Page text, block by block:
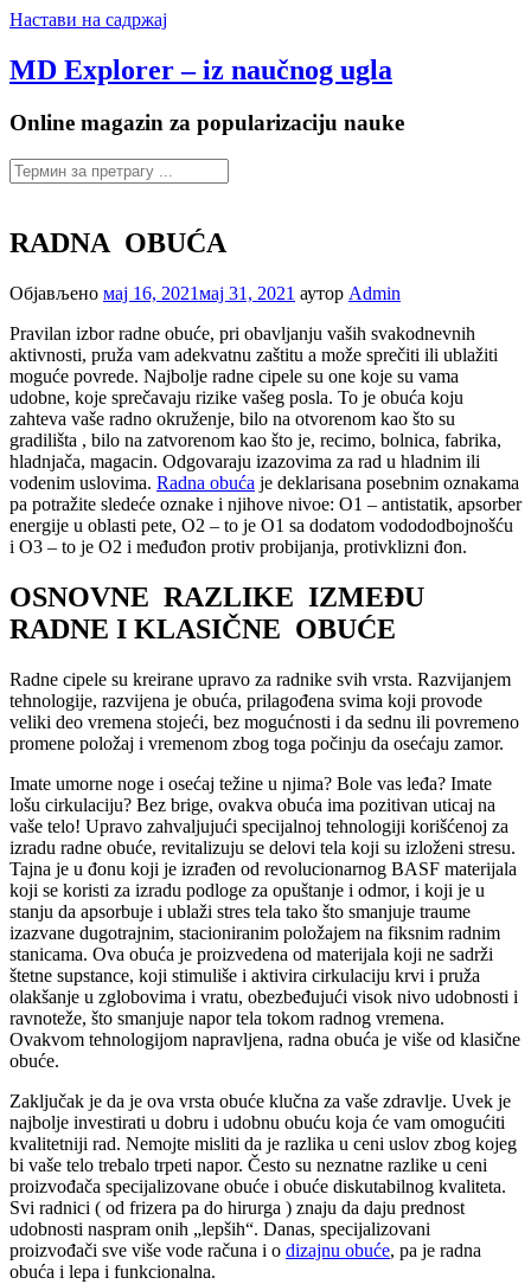
Настави на садржај
MD Explorer – iz naučnog ugla
Online magazin za popularizaciju nauke
RADNA OBUĆA
Објављено мај 16, 2021мај 31, 2021 аутор Admin
Pravilan izbor radne obuće, pri obavljanju vaših svakodnevnih
aktivnosti, pruža vam adekvatnu zaštitu a može sprečiti ili ublažiti
moguće povrede. Najbolje radne cipele su one koje su vama
udobne, koje sprečavaju rizike vašeg posla. To je obuća koju
zahteva vaše radno okruženje, bilo na otvorenom kao što su
gradilišta , bilo na zatvorenom kao što je, recimo, bolnica, fabrika,
hladnjača, magacin. Odgovaraju izazovima za rad u hladnim ili
vodenim uslovima. Radna obuća je deklarisana posebnim oznakama
pa potražite sledeće oznake i njihove nivoe: O1 – antistatik, apsorber
energije u oblasti pete, O2 – to je O1 sa dodatom vodododbojnošću
i O3 – to je O2 i međuđon protiv probijanja, protivklizni đon.
OSNOVNE RAZLIKE IZMEĐU
RADNE I KLASIČNE OBUĆE
Radne cipele su kreirane upravo za radnike svih vrsta. Razvijanjem
tehnologije, razvijena je obuća, prilagođena svima koji provode
veliki deo vremena stojeći, bez mogućnosti i da sednu ili povremeno
promene položaj i vremenom zbog toga počinju da osećaju zamor.
Imate umorne noge i osećaj težine u njima? Bole vas leđa? Imate
lošu cirkulaciju? Bez brige, ovakva obuća ima pozitivan uticaj na
vaše telo! Upravo zahvaljujući specijalnoj tehnologiji korišćenoj za
izradu radne obuće, revitalizuju se delovi tela koji su izloženi stresu.
Tajna je u đonu koji je izrađen od revolucionarnog BASF materijala
koji se koristi za izradu podloge za opuštanje i odmor, i koji je u
stanju da apsorbuje i ublaži stres tela tako što smanjuje traume
izazvane dugotrajnim, stacioniranim položajem na fiksnim radnim
stanicama. Ova obuća je proizvedena od materijala koji ne sadrži
štetne supstance, koji stimuliše i aktivira cirkulaciju krvi i pruža
olakšanje u zglobovima i vratu, obezbeđujući visok nivo udobnosti i
ravnoteže, što smanjuje napor tela tokom radnog vremena.
Ovakvom tehnologijom napravljena, radna obuća je više od klasične
obuće.
Zaključak je da je ova vrsta obuće klučna za vaše zdravlje. Uvek je
najbolje investirati u dobru i udobnu obuću koja će vam omogućiti
kvalitetniji rad. Nemojte misliti da je razlika u ceni uslov zbog kojeg
bi vaše telo trebalo trpeti napor. Često su neznatne razlike u ceni
proizvođača specijalizovane obuće i obuće diskutabilnog kvaliteta.
Svi radnici ( od frizera pa do hirurga ) znaju da daju prednost
udobnosti naspram onih „lepših“. Danas, specijalizovani
proizvođači sve više vode računa i o dizajnu obuće, pa je radna
obuća i lepa i funkcionalna.